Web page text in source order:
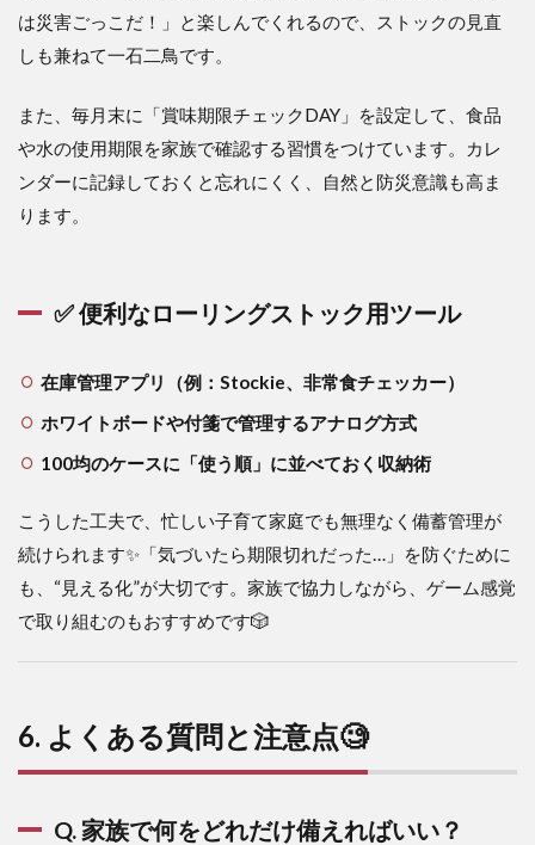
は災害ごっこだ！」と楽しんでくれるので、ストックの見直
しも兼ねて一石二鳥です。
また、毎月末に「賞味期限チェックDAY」を設定して、食品
や水の使用期限を家族で確認する習慣をつけています。カレ
ンダーに記録しておくと忘れにくく、自然と防災意識も高ま
ります。
✅ 便利なローリングストック用ツール
在庫管理アプリ（例：Stockie、非常食チェッカー）
ホワイトボードや付箋で管理するアナログ方式
100均のケースに「使う順」に並べておく収納術
こうした工夫で、忙しい子育て家庭でも無理なく備蓄管理が
続けられます✨「気づいたら期限切れだった…」を防ぐために
も、“見える化”が大切です。家族で協力しながら、ゲーム感覚
で取り組むのもおすすめです🎲
6. よくある質問と注意点🧐
Q. 家族で何をどれだけ備えればいい？